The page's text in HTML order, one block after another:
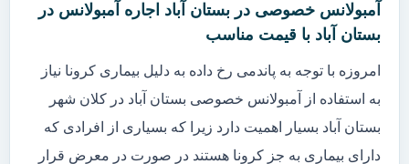
آمبولانس خصوصی در بستان آباد اجاره آمبولانس در
بستان آباد با قیمت مناسب
امروزه با توجه به پاندمی رخ داده به دلیل بیماری کرونا نیاز
به استفاده از آمبولانس خصوصی بستان آباد در کلان شهر
بستان آباد بسیار اهمیت دارد زیرا که بسیاری از افرادی که
دارای بیماری به جز کرونا هستند در صورت در معرض قرار